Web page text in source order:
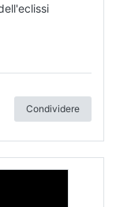
Condividere